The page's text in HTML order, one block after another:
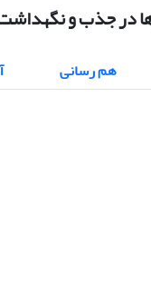
در جذب و نگهداشت
هم رسانی